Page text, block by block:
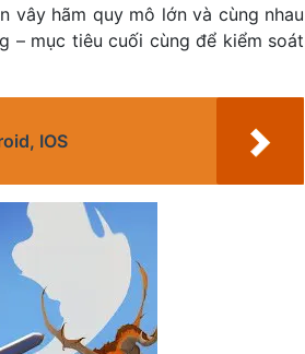
vây hãm quy mô lớn và cùng nhau
– mục tiêu cuối cùng để kiểm soát
IOS